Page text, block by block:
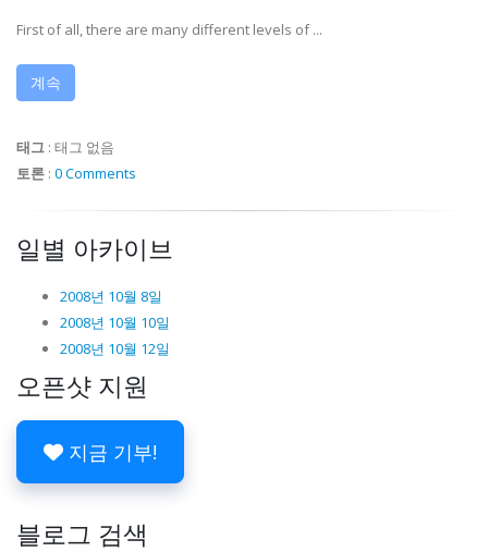
First of all, there are many different levels of ...
계속
태그 : 태그 없음
토론 : 0 Comments
일별 아카이브
2008년 10월 8일
2008년 10월 10일
2008년 10월 12일
오픈샷 지원
지금 기부!
블로그 검색